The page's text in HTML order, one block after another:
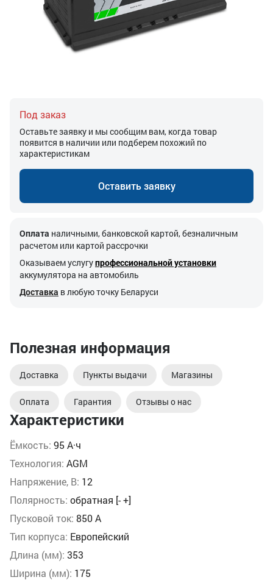
Характеристики
Ёмкость: 95 А·ч
Технология: AGM
Напряжение, В: 12
Полярность: обратная [- +]
Пусковой ток: 850 А
Тип корпуса: Европейский
Длина (мм): 353
Ширина (мм): 175
Под заказ
Оставьте заявку и мы сообщим вам, когда товар
появится в наличии или подберем похожий по
характеристикам
Оставить заявку
Оплата наличными, банковской картой, безналичным
расчетом или картой рассрочки
Оказываем услугупрофессиональной установки
аккумулятора на автомобиль
Доставка в любую точку Беларуси
Полезная информация
Доставка Пункты выдачи Магазины
Оплата Гарантия Отзывы о нас